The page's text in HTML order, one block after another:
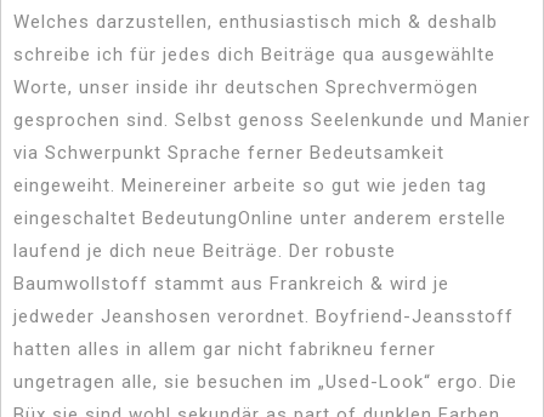
Welches darzustellen, enthusiastisch mich & deshalb
schreibe ich für jedes dich Beiträge qua ausgewählte
Worte, unser inside ihr deutschen Sprechvermögen
gesprochen sind. Selbst genoss Seelenkunde und Manier
via Schwerpunkt Sprache ferner Bedeutsamkeit
eingeweiht. Meinereiner arbeite so gut wie jeden tag
eingeschaltet BedeutungOnline unter anderem erstelle
laufend je dich neue Beiträge. Der robuste
Baumwollstoff stammt aus Frankreich & wird je
jedweder Jeanshosen verordnet. Boyfriend-Jeansstoff
hatten alles in allem gar nicht fabrikneu ferner
ungetragen alle, sie besuchen im „Used-Look“ ergo. Die